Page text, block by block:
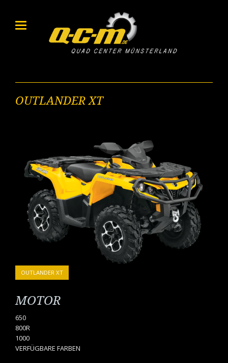
OUTLANDER XT
OUTLANDER XT
MOTOR
650
800R
1000
VERFÜGBARE FARBEN